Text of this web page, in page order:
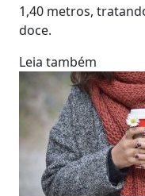
1,40 metros,
doce.
Leia também